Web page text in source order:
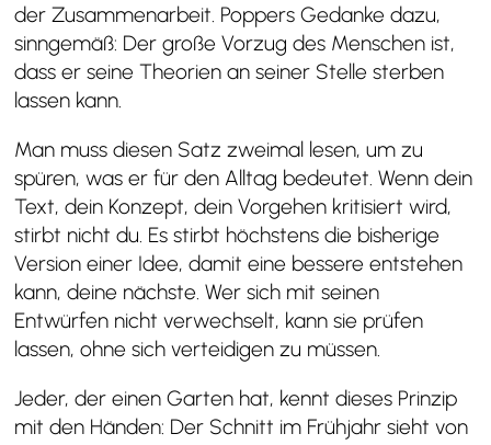
der Zusammenarbeit. Poppers Gedanke dazu,
sinngemäß: Der große Vorzug des Menschen ist,
dass er seine Theorien an seiner Stelle sterben
lassen kann.
Man muss diesen Satz zweimal lesen, um zu
spüren, was er für den Alltag bedeutet. Wenn dein
Text, dein Konzept, dein Vorgehen kritisiert wird,
stirbt nicht du. Es stirbt höchstens die bisherige
Version einer Idee, damit eine bessere entstehen
kann, deine nächste. Wer sich mit seinen
Entwürfen nicht verwechselt, kann sie prüfen
lassen, ohne sich verteidigen zu müssen.
Jeder, der einen Garten hat, kennt dieses Prinzip
mit den Händen: Der Schnitt im Frühjahr sieht von